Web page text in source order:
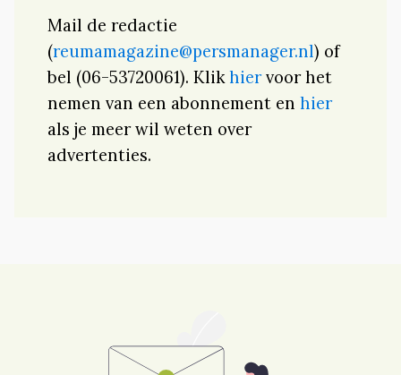
Mail de redactie
(reumamagazine@persmanager.nl) of
bel (06-53720061). Klikhiervoor het
nemen van een abonnement en hier
als je meer wil weten over
advertenties.